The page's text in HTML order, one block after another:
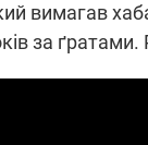
вимагав
за